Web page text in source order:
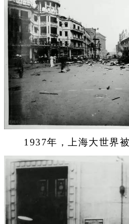
1937年，上海大世界